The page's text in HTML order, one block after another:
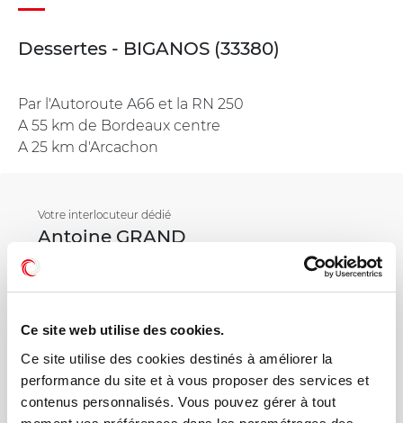
Ce site web utilise des cookies.
Ce site utilise des cookies destinés à améliorer la
performance du site et à vous proposer des services et
contenus personnalisés. Vous pouvez gérer à tout
Dessertes - BIGANOS (33380)
Par l'Autoroute A66 et la RN 250
A 55 km de Bordeaux centre
A 25 km d'Arcachon
Votre interlocuteur dédié
Antoine GRAND
Téléphone